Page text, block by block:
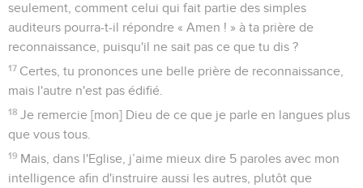
seulement, comment celui qui fait partie des simples
auditeurs pourra-t-il répondre « Amen ! » à ta prière de
reconnaissance, puisqu'il ne sait pas ce que tu dis ?
17 Certes, tu prononces une belle prière de reconnaissance,
mais l'autre n'est pas édifié.
18 Je remercie [mon] Dieu de ce que je parle en langues plus
que vous tous.
19 Mais, dans l'Eglise, j’aime mieux dire 5 paroles avec mon
intelligence afin d'instruire aussi les autres, plutôt que